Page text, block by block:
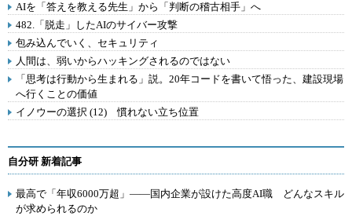
AIを「答えを教える先生」から「判断の稽古相手」へ
482.「脱走」したAIのサイバー攻撃
包み込んでいく、セキュリティ
人間は、弱いからハッキングされるのではない
「思考は行動から生まれる」説。20年コードを書いて悟った、建設現場
へ行くことの価値
イノウーの選択 (12) 慣れない立ち位置
自分研 新着記事
最高で「年収6000万超」――国内企業が設けた高度AI職 どんなスキル
が求められるのか